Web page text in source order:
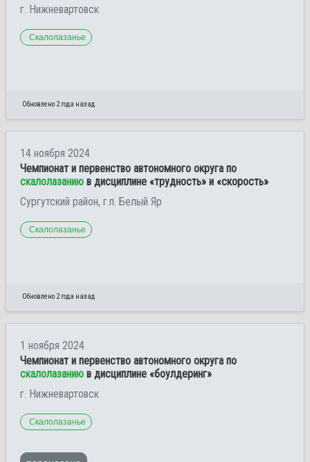
г. Нижневартовск
Скалолазанье
Обновлено 2 года назад
14 ноября 2024
Чемпионат и первенство автономного округа по
скалолазанию в дисциплине «трудность» и «скорость»
Сургутский район, г.п. Белый Яр
Скалолазанье
Обновлено 2 года назад
1 ноября 2024
Чемпионат и первенство автономного округа по
скалолазанию в дисциплине «боулдеринг»
г. Нижневартовск
Скалолазанье